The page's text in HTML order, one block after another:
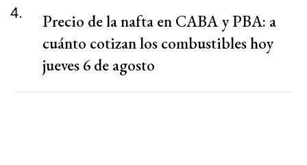
4.
Precio de la nafta en CABA y PBA: a
cuánto cotizan los combustibles hoy
jueves 6 de agosto